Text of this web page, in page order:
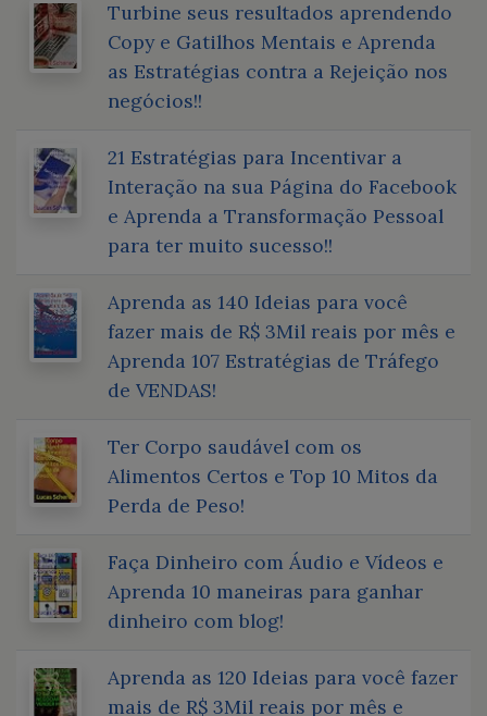
Turbine seus resultados aprendendo
Copy e Gatilhos Mentais e Aprenda
as Estratégias contra a Rejeição nos
negócios!!
21 Estratégias para Incentivar a
Interação na sua Página do Facebook
e Aprenda a Transformação Pessoal
para ter muito sucesso!!
Aprenda as 140 Ideias para você
fazer mais de R$ 3Mil reais por mês e
Aprenda 107 Estratégias de Tráfego
de VENDAS!
Ter Corpo saudável com os
Alimentos Certos e Top 10 Mitos da
Perda de Peso!
Faça Dinheiro com Áudio e Vídeos e
Aprenda 10 maneiras para ganhar
dinheiro com blog!
Aprenda as 120 Ideias para você fazer
mais de R$ 3Mil reais por mês e